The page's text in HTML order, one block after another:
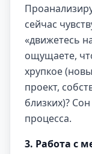
сейчас
«движетесь
ощущаете,
хрупкое
проект,
близких)?
процесса.
3. Работа с